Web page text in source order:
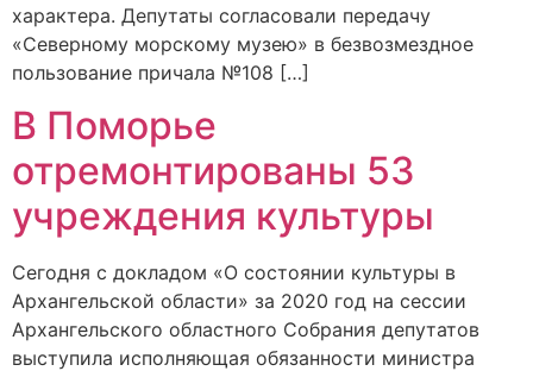
характера. Депутаты согласовали передачу
«Северному морскому музею» в безвозмездное
пользование причала №108 […]
В Поморье
отремонтированы 53
учреждения культуры
Сегодня с докладом «О состоянии культуры в
Архангельской области» за 2020 год на сессии
Архангельского областного Собрания депутатов
выступила исполняющая обязанности министра